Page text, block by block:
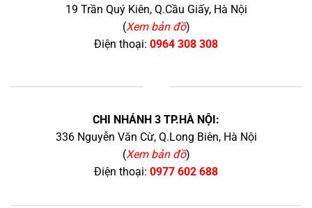
19 Trần Quý Kiên, Q.Cầu Giấy, Hà Nội
(Xem bản đồ)
Điện thoại: 0964 308 308
CHI NHÁNH 3 TP.HÀ NỘI:
336 Nguyễn Văn Cừ, Q.Long Biên, Hà Nội
(Xem bản đồ)
Điện thoại: 0977 602 688